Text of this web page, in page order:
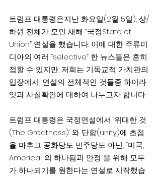
트럼프 대통령은지난 화요일(2월 5일), 상/
하원 전체가 모인 새해 “국정State of
Union” 연설을 했습니다. 이에 대한 주류미
디아의 여러 “selective” 한 뉴스들은 흔히
접할 수 있지만, 저희는 기독교적 가치관의
입장에서, 연설의 전체적인 것들중 하이라
잇과 사실확인에 대하여 나누고자 합니다.
트럼프 대통령은 국정연설에서 ‘위대한 것
(The Greatness)’ 와 단합(unity)에 초첨
을 마추고 공화당도 민주당도 아닌, “미국,
America” 의 하나됨과 안정 을 위해 모두
가 하나되기를 원한다는 연설로 시작했습